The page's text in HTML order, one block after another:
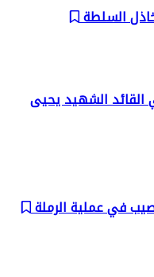
السلطة
الشهيد يحيى
في عملية الرملة